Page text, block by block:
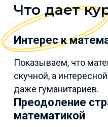
Что дает
Интерес к
Показываем, что
скучной, а
даже гуманитариев.
Преодоление
математикой